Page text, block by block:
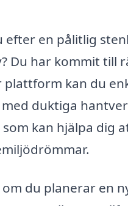
efter en pålitlig
Du har kommit till
plattform kan du
duktiga
kan hjälpa dig
du planerar en